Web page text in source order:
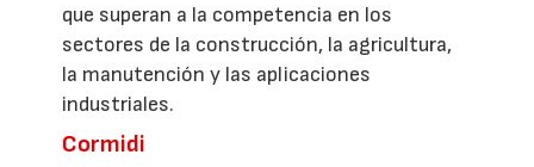
que superan a la competencia en los
sectores de la construcción, la agricultura,
la manutención y las aplicaciones
industriales.
Cormidi